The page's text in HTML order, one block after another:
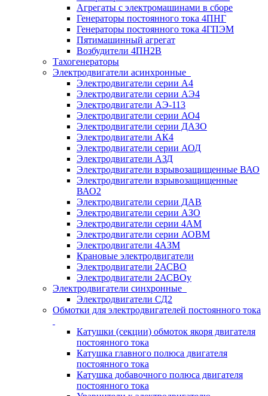
Агрегаты с электромашинами в сборе
Генераторы постоянного тока 4ПНГ
Генераторы постоянного тока 4ГПЭМ
Пятимашинный агрегат
Возбудители 4ПН2В
Тахогенераторы
Электродвигатели асинхронные
Электродвигатели серии А4
Электродвигатели серии АЭ4
Электродвигатели АЭ-113
Электродвигатели серии АО4
Электродвигатели серии ДАЗО
Электродвигатели АК4
Электродвигатели серии АОД
Электродвигатели АЗД
Электродвигатели взрывозащищенные ВАО
Электродвигатели взрывозащищенные
ВАО2
Электродвигатели серии ДАВ
Электродвигатели серии АЗО
Электродвигатели серии 4АМ
Электродвигатели серии АОВМ
Электродвигатели 4АЗМ
Крановые электродвигатели
Электродвигатели 2АСВО
Электродвигатели 2АСВОу
Электродвигатели синхронные
Электродвигатели СД2
Обмотки для электродвигателей постоянного тока
Катушки (секции) обмоток якоря двигателя
постоянного тока
Катушка главного полюса двигателя
постоянного тока
Катушка добавочного полюса двигателя
постоянного тока